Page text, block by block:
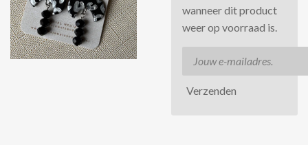
wanneer dit product
weer op voorraad is.
Verzenden